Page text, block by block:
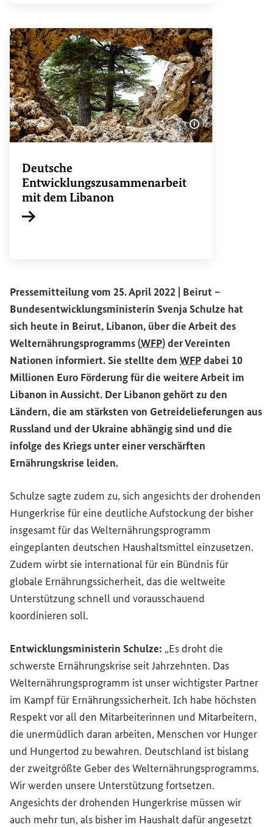
Deutsche
Entwicklungszusammenarbeit
mit dem Libanon
Pressemitteilung vom 25. April 2022 | Beirut –
Bundesentwicklungsministerin Svenja Schulze hat
sich heute in Beirut, Libanon, über die Arbeit des
Welternährungsprogramms (WFP) der Vereinten
Nationen informiert. Sie stellte dem WFPdabei 10
Millionen Euro Förderung für die weitere Arbeit im
Libanon in Aussicht. Der Libanon gehört zu den
Ländern, die am stärksten von Getreidelieferungen aus
Russland und der Ukraine abhängig sind und die
infolge des Kriegs unter einer verschärften
Ernährungskrise leiden.
Schulze sagte zudem zu, sich angesichts der drohenden
Hungerkrise für eine deutliche Aufstockung der bisher
insgesamt für das Welternährungsprogramm
eingeplanten deutschen Haushaltsmittel einzusetzen.
Zudem wirbt sie international für ein Bündnis für
globale Ernährungssicherheit, das die weltweite
Unterstützung schnell und vorausschauend
koordinieren soll.
Entwicklungsministerin Schulze: „Es droht die
schwerste Ernährungskrise seit Jahrzehnten. Das
Welternährungsprogramm ist unser wichtigster Partner
im Kampf für Ernährungssicherheit. Ich habe höchsten
Respekt vor all den Mitarbeiterinnen und Mitarbeitern,
die unermüdlich daran arbeiten, Menschen vor Hunger
und Hungertod zu bewahren. Deutschland ist bislang
der zweitgrößte Geber des Welternährungsprogramms.
Wir werden unsere Unterstützung fortsetzen.
Angesichts der drohenden Hungerkrise müssen wir
auch mehr tun, als bisher im Haushalt dafür angesetzt